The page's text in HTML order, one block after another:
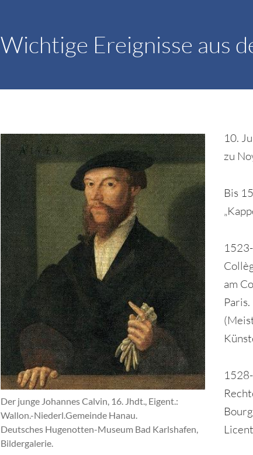
Wichtige Ereignisse aus
Der junge Johannes Calvin, 16. Jhdt., Eigent.:
Wallon.-Niederl.Gemeinde Hanau.
Deutsches Hugenotten-Museum Bad Karlshafen,
Bildergalerie.
10.
zu
Bis
am